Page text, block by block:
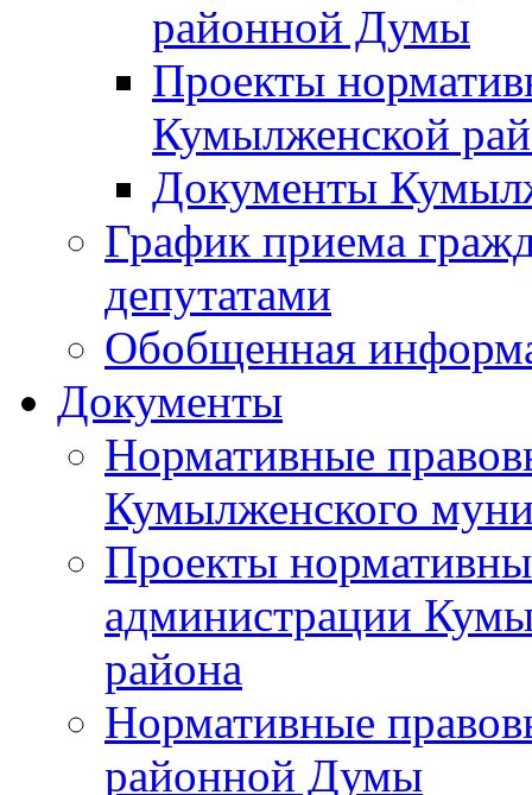
районной Думы
Проекты
Кумылженской
Документы
График приема
депутатами
Обобщенная
Документы
Нормативные
Кумылженского
Проекты
администрации
района
Нормативные
районной Думы